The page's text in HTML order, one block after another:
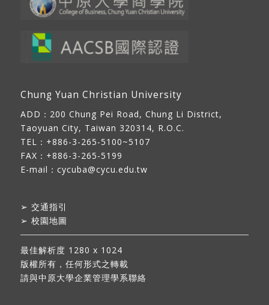
Chung Yuan Christian University
ADD： 200 Chung Pei Road, Chung Li District,
Taoyuan City, Taiwan 320314, R.O.C.
TEL：+886-3-265-5100~5107
FAX：+886-3-265-5199
E-mail： cycuba@cycu.edu.tw
➢ 交通指引
➢ 校園地圖
最佳解析度 1280 x 1024
版權所有，任何形式之轉載
請與中原大學企業管理學系聯絡